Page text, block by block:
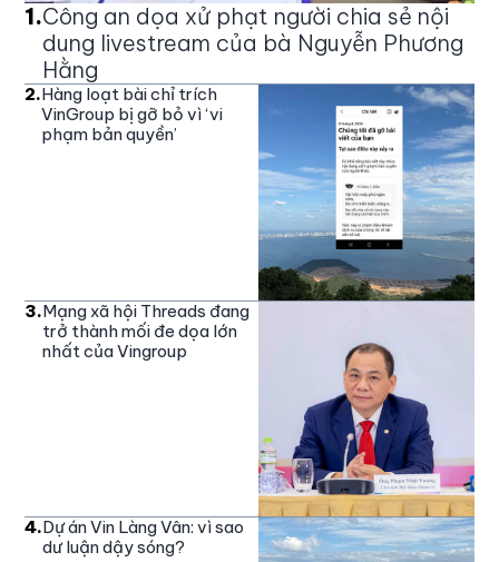
1.Công an dọa xử phạt người chia sẻ nội
dung livestream của bà Nguyễn Phương
Hằng
2.Hàng loạt bài chỉ trích
VinGroup bị gỡ bỏ vì ‘vi
phạm bản quyền’
3.Mạng xã hội Threads đang
trở thành mối đe dọa lớn
nhất của Vingroup
4.Dự án Vin Làng Vân: vì sao
dư luận dậy sóng?